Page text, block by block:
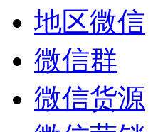
地区微信
微信群
微信货源